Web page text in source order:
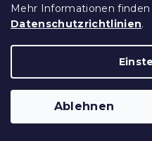
Mehr Informationen finden
Datenschutzrichtlinien.
Ablehnen
Baumwoll-
puderrosa
Auf Lager(1 Stücke)
12,20 €